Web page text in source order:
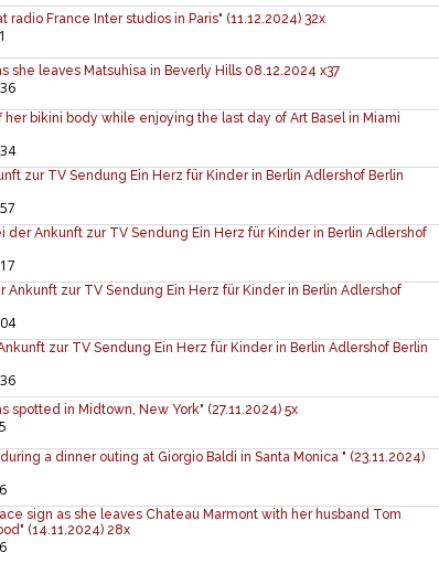
radio France Inter studios in Paris" (11.12.2024) 32x
she leaves Matsuhisa in Beverly Hills 08.12.2024 x37
her bikini body while enjoying the last day of Art Basel in Miami
zur TV Sendung Ein Herz für Kinder in Berlin Adlershof Berlin
der Ankunft zur TV Sendung Ein Herz für Kinder in Berlin Adlershof
Ankunft zur TV Sendung Ein Herz für Kinder in Berlin Adlershof
zur TV Sendung Ein Herz für Kinder in Berlin Adlershof Berlin
spotted in Midtown, New York" (27.11.2024) 5x
a dinner outing at Giorgio Baldi in Santa Monica " (23.11.2024)
sign as she leaves Chateau Marmont with her husband Tom
(14.11.2024) 28x